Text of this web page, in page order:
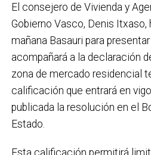
régimen de autoconsumo, que
municipio más sostenible y
En ese sentido, estamos
clima y energía, entre las que
una red de refugios climáticos,
Actuación ante Episodios de
como las que recientemente
El consejero de Vivienda y
Gobierno Vasco, Denis Itxaso,
mañana Basauri para
acompañará a la declaración
zona de mercado residencial
calificación que entrará en
publicada la resolución en el
Estado.
Esta calificación permitirá